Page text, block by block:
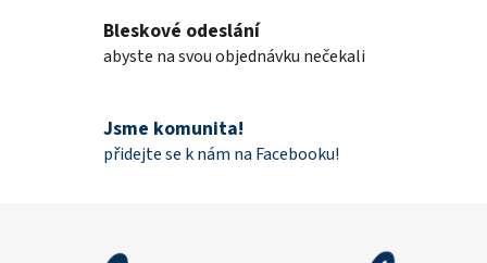
ý
p
i
Bleskové odeslání
abyste na svou objednávku nečekali
Jsme komunita!
přidejte se k nám na Facebooku!